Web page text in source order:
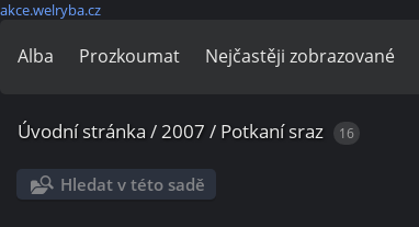
akce.welryba.cz
Alba Prozkoumat Nejčastěji zobrazované
Úvodní stránka /2007 / Potkaní sraz 16
Hledat v této sadě